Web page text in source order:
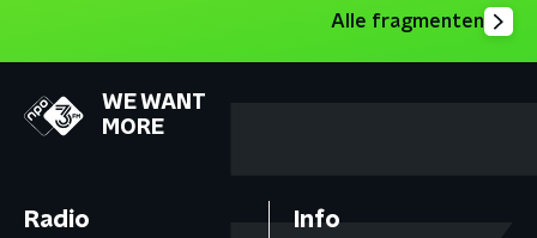
Alle fragmenten
WE WANT
MORE
Radio Info